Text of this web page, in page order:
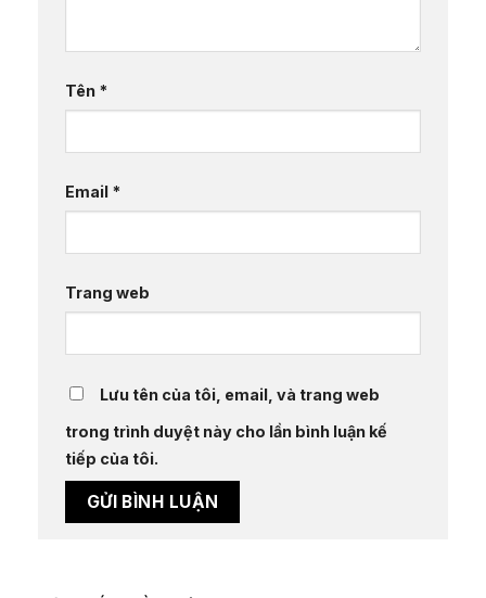
Tên *
Email *
Trang web
Lưu tên của tôi, email, và trang web
trong trình duyệt này cho lần bình luận kế
tiếp của tôi.